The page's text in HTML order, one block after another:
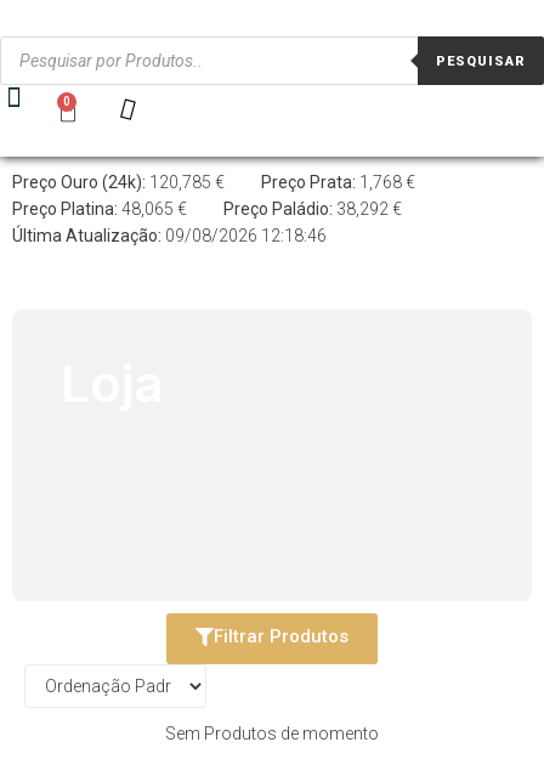
PESQUISAR
0
Preço Ouro (24k): 120,785 € Preço Prata: 1,768 €
Preço Platina: 48,065 € Preço Paládio: 38,292 €
Última Atualização: 09/08/2026 12:18:46
Filtrar Produtos
Sem Produtos de momento